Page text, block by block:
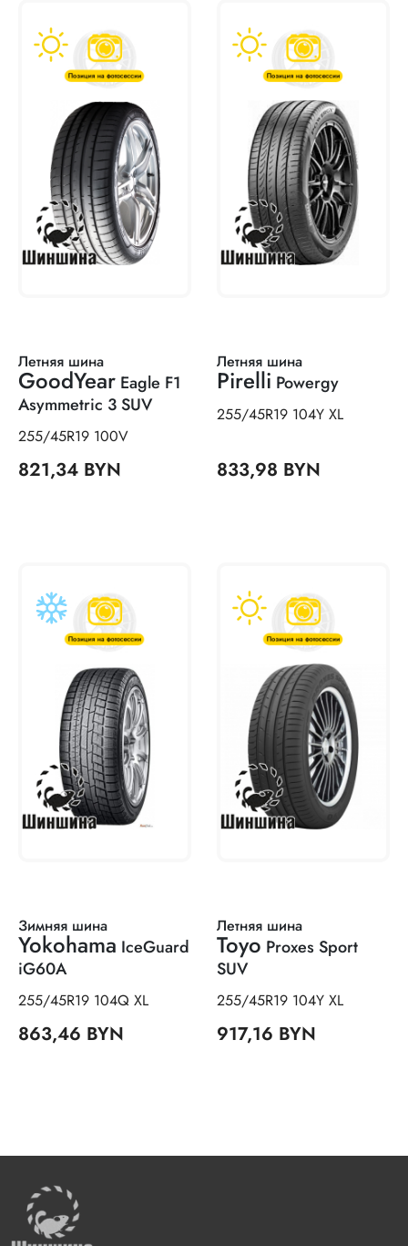
Летняя шина
GoodYear Eagle F1
Asymmetric 3 SUV
255/45R19 100V
821,34 BYN
Летняя шина
Pirelli Powergy
255/45R19 104Y XL
833,98 BYN
Зимняя шина
Yokohama IceGuard
iG60A
255/45R19 104Q XL
863,46 BYN
Летняя шина
Toyo Proxes Sport
SUV
255/45R19 104Y XL
917,16 BYN